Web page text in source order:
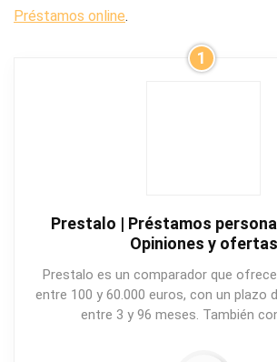
Préstamos online.
1
Prestalo | Préstamos
Opiniones y ofertas
Prestalo es un comparador que
entre 100 y 60.000 euros, con un plazo
entre 3 y 96 meses. También